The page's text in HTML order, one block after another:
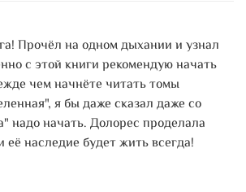
Прочёл на одном дыхании и узнал
с этой книги рекомендую начать
чем начнёте читать томы
я бы даже сказал даже со
надо начать. Долорес проделала
её наследие будет жить всегда!